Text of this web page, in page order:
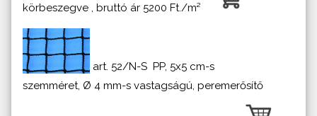
körbeszegve , bruttó ár 5200 Ft./m²
art. 52/N-S PP, 5x5 cm-s
szemméret, Ø 4 mm-s vastagságú, peremerősítő